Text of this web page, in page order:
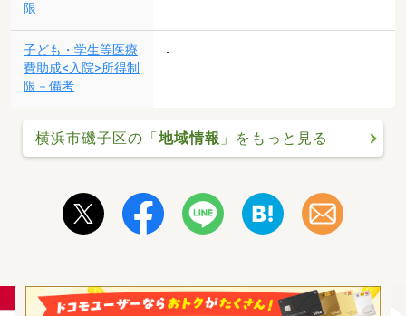
限
子ども・学生等医療
費助成<入院>所得制
限－備考
-
横浜市磯子区の「地域情報 」をもっと見る